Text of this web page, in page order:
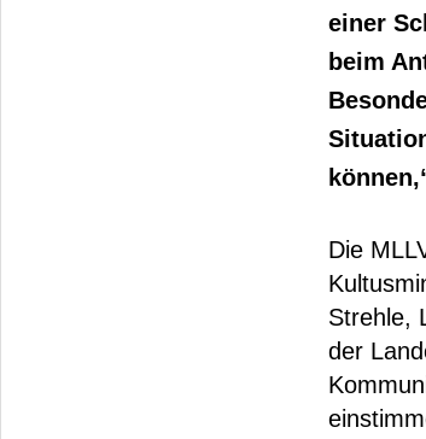
einer
beim
Die
Strehle,
der